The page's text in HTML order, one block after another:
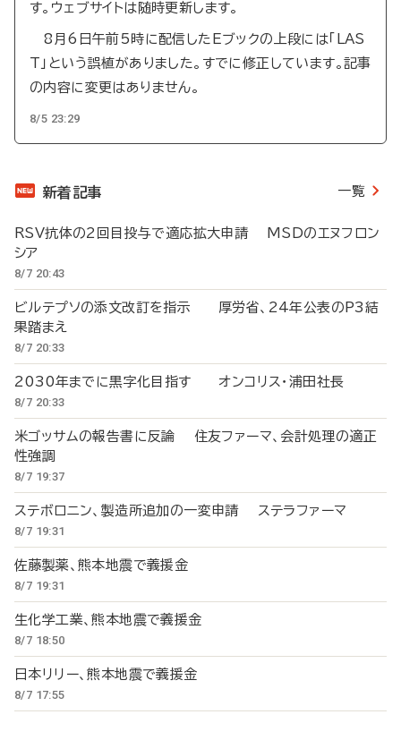
す。ウェブサイトは随時更新します。
8月6日午前5時に配信したEブックの上段には「LAS
T」という誤植がありました。すでに修正しています。記事
の内容に変更はありません。
8/5 23:29
新着記事 一覧
RSV抗体の2回目投与で適応拡大申請 MSDのエヌフロン
シア
8/7 20:43
ビルテプソの添文改訂を指示 厚労省、24年公表のP3結
果踏まえ
8/7 20:33
2030年までに黒字化目指す オンコリス・浦田社長
8/7 20:33
米ゴッサムの報告書に反論 住友ファーマ、会計処理の適正
性強調
8/7 19:37
ステボロニン、製造所追加の一変申請 ステラファーマ
8/7 19:31
佐藤製薬、熊本地震で義援金
8/7 19:31
生化学工業、熊本地震で義援金
8/7 18:50
日本リリー、熊本地震で義援金
8/7 17:55